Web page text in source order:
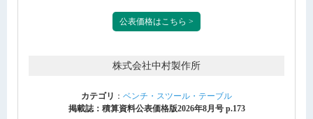
公表価格はこちら >
株式会社中村製作所
カテゴリ ： ベンチ・スツール・テーブル
掲載誌：積算資料公表価格版2026年8月号 p.173